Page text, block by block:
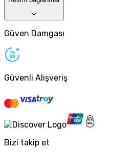
Güven Damgası
Güvenli Alışveriş
Bizi takip et